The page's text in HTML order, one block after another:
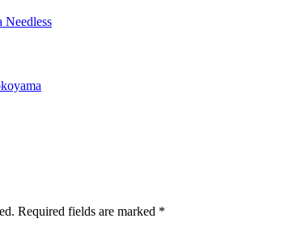
Needless
Required fields are marked *